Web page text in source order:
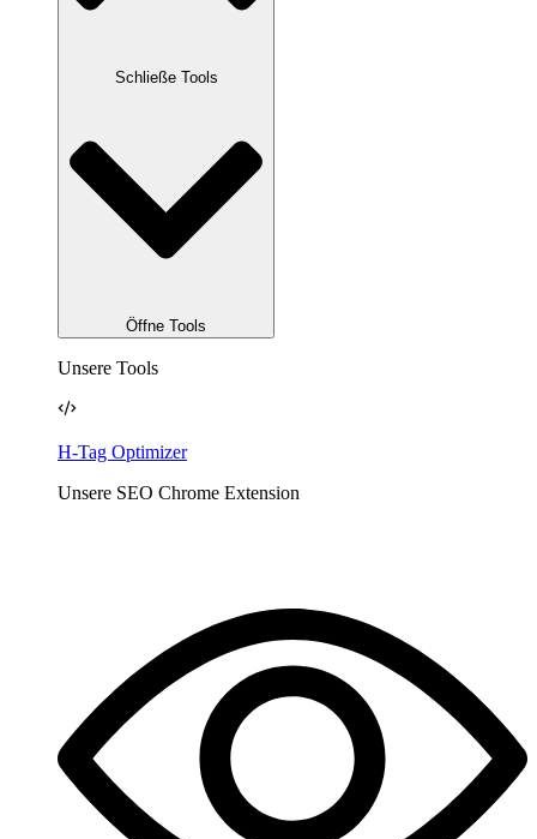
Schließe Tools
Öffne Tools
Unsere Tools
H-Tag Optimizer
Unsere SEO Chrome Extension